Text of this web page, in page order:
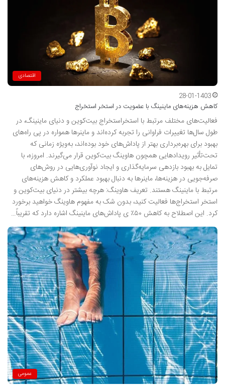
اقتصادی
28-01-1403
کاهش هزینه‌های ماینینگ با عضویت در استخر استخراج
فعالیت‌های مختلف مرتبط با استخراستخراج بیت‌کوین و دنیای ماینینگ، در
طول سال‌ها تغییرات فراوانی را تجربه کرده‌اند و ماینرها همواره در پی راه‌های
بهبود برای بهره‌برداری بهتر از پاداش‌های خود بوده‌اند، به‌ویژه زمانی که
تحت‌تأثیر رویدادهایی همچون هاوینگ بیت‌کوین قرار می‌گیرند. امروزه، با
تمایل به بهبود بازدهی سرمایه‌گذاری و ایجاد نوآوری‌هایی در روش‌های
صرفه‌جویی در هزینه‌ها، ماینرها به دنبال بهبود عملکرد و کاهش هزینه‌های
مرتبط با ماینینگ هستند. تعریف هاوینگ: هرچه بیشتر در دنیای بیت‌کوین و
استخر استخراج‌ها فعالیت کنید، بدون شک به مفهوم هاوینگ خواهید برخورد
کرد. این اصطلاح به کاهش ۵۰٪ ی پاداش‌های ماینینگ اشاره دارد که تقریباً…
عمومی